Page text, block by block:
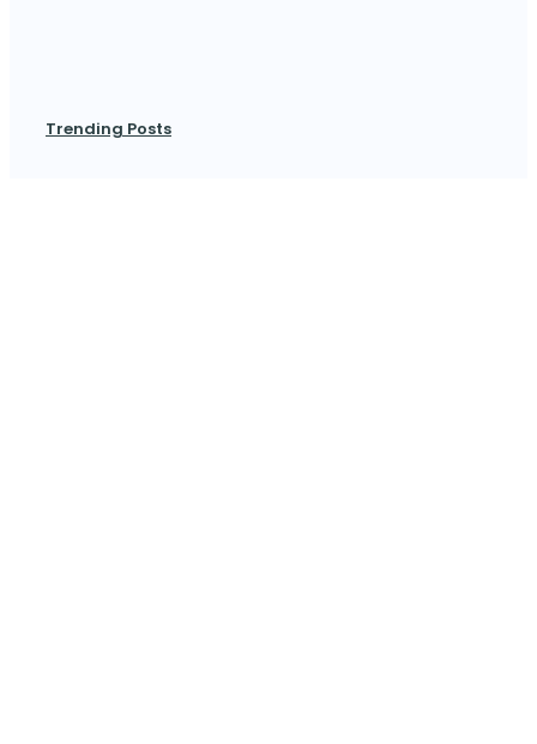
Trending Posts